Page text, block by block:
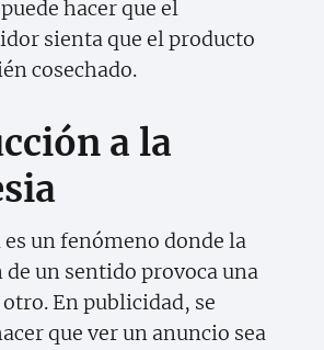
hacer que el
sienta que el producto
cosechado.
a la
es un fenómeno donde la
un sentido provoca una
En publicidad, se
que ver un anuncio sea